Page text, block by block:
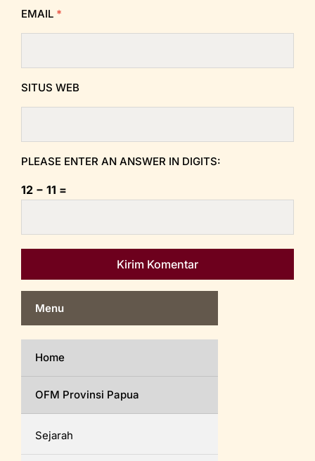
EMAIL *
SITUS WEB
PLEASE ENTER AN ANSWER IN DIGITS:
12 − 11 =
Menu
Home
OFM Provinsi Papua
Sejarah